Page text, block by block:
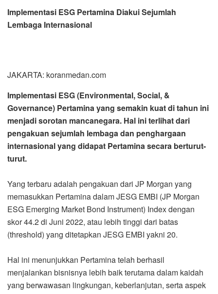
Implementasi ESG Pertamina Diakui Sejumlah
Lembaga Internasional
JAKARTA: koranmedan.com
Implementasi ESG (Environmental, Social, &
Governance) Pertamina yang semakin kuat di tahun ini
menjadi sorotan mancanegara. Hal ini terlihat dari
pengakuan sejumlah lembaga dan penghargaan
internasional yang didapat Pertamina secara berturut-
turut.
Yang terbaru adalah pengakuan dari JP Morgan yang
memasukkan Pertamina dalam JESG EMBI (JP Morgan
ESG Emerging Market Bond Instrument) Index dengan
skor 44.2 di Juni 2022, atau lebih tinggi dari batas
(threshold) yang ditetapkan JESG EMBI yakni 20.
Hal ini menunjukkan Pertamina telah berhasil
menjalankan bisnisnya lebih baik terutama dalam kaidah
yang berwawasan lingkungan, keberlanjutan, serta aspek